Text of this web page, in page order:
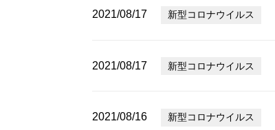
2021/08/17 新型コロナウイルス
2021/08/17 新型コロナウイルス
2021/08/16 新型コロナウイルス